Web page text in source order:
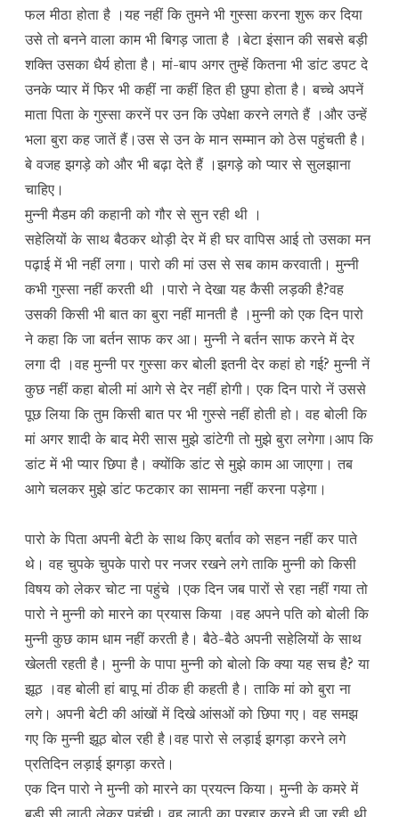
फल मीठा होता है ।यह नहीं कि तुमने भी गुस्सा करना शुरू कर दिया
उसे तो बनने वाला काम भी बिगड़ जाता है ।बेटा इंसान की सबसे बड़ी
शक्ति उसका धैर्य होता है। मां-बाप अगर तुम्हें कितना भी डांट डपट दे
उनके प्यार में फिर भी कहीं ना कहीं हित ही छुपा होता है। बच्चे अपनें
माता पिता के गुस्सा करनें पर उन कि उपेक्षा करने लगते हैं ।और उन्हें
भला बुरा कह जातें हैं।उस से उन के मान सम्मान को ठेस पहुंचती है।
बे वजह झगड़े को और भी बढ़ा देते हैं ।झगड़े को प्यार से सुलझाना
चाहिए।
मुन्नी मैडम की कहानी को गौर से सुन रही थी ।
सहेलियों के साथ बैठकर थोड़ी देर में ही घर वापिस आई तो उसका मन
पढ़ाई में भी नहीं लगा। पारो की मां उस से सब काम करवाती। मुन्नी
कभी गुस्सा नहीं करती थी ।पारो ने देखा यह कैसी लड़की है?वह
उसकी किसी भी बात का बुरा नहीं मानती है ।मुन्नी को एक दिन पारो
ने कहा कि जा बर्तन साफ कर आ। मुन्नी ने बर्तन साफ करने में देर
लगा दी ।वह मुन्नी पर गुस्सा कर बोली इतनी देर कहां हो गई? मुन्नी नें
कुछ नहीं कहा बोली मां आगे से देर नहीं होगी। एक दिन पारो नें उससे
पूछ लिया कि तुम किसी बात पर भी गुस्से नहीं होती हो। वह बोली कि
मां अगर शादी के बाद मेरी सास मुझे डांटेगी तो मुझे बुरा लगेगा।आप कि
डांट में भी प्यार छिपा है। क्योंकि डांट से मुझे काम आ जाएगा। तब
आगे चलकर मुझे डांट फटकार का सामना नहीं करना पड़ेगा।
पारो के पिता अपनी बेटी के साथ किए बर्ताव को सहन नहीं कर पाते
थे। वह चुपके चुपके पारो पर नजर रखने लगे ताकि मुन्नी को किसी
विषय को लेकर चोट ना पहुंचे ।एक दिन जब पारों से रहा नहीं गया तो
पारो ने मुन्नी को मारने का प्रयास किया ।वह अपने पति को बोली कि
मुन्नी कुछ काम धाम नहीं करती है। बैठे-बैठे अपनी सहेलियों के साथ
खेलती रहती है। मुन्नी के पापा मुन्नी को बोलो कि क्या यह सच है? या
झूठ ।वह बोली हां बापू मां ठीक ही कहती है। ताकि मां को बुरा ना
लगे। अपनी बेटी की आंखों में दिखे आंसओं को छिपा गए। वह समझ
गए कि मुन्नी झूठ बोल रही है।वह पारो से लड़ाई झगड़ा करने लगे
प्रतिदिन लड़ाई झगड़ा करते।
एक दिन पारो ने मुन्नी को मारने का प्रयत्न किया। मुन्नी के कमरे में